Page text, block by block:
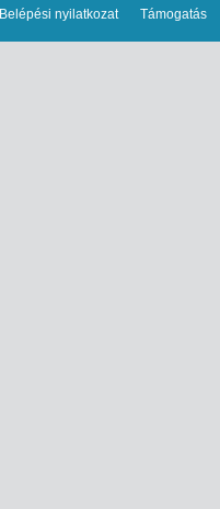
Belépési nyilatkozat Támogatás